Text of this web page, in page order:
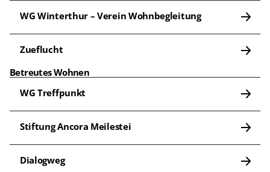
WG Winterthur – Verein Wohnbegleitung
Zueflucht
Betreutes Wohnen
WG Treffpunkt
Stiftung Ancora Meilestei
Dialogweg